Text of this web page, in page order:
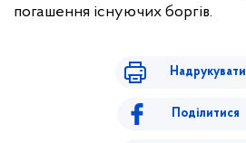
погашення існуючих боргів.
Надрукувати
Поділитися